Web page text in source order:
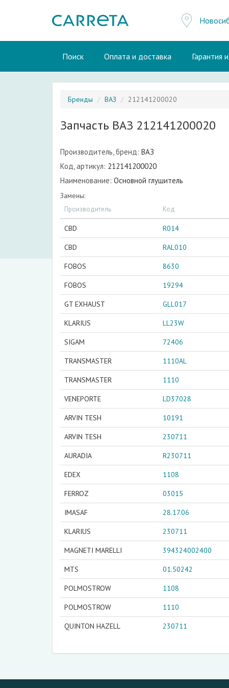
Поиск Оплата и доставка Гарантия
Бренды ВАЗ 212141200020
Запчасть ВАЗ 212141200020
Производитель, бренд: ВАЗ
Код, артикул: 212141200020
Наименование: Основной глушитель
Замены:
Производитель Код
CBD R014
CBD RAL010
FOBOS 8630
FOBOS 19294
GT EXHAUST GLL017
KLARIUS LL23W
SIGAM 72406
TRANSMASTER 1110AL
TRANSMASTER 1110
VENEPORTE LD37028
ARVIN TESH 10191
ARVIN TESH 230711
AURADIA R230711
EDEX 1108
FERROZ 03015
IMASAF 28.17.06
KLARIUS 230711
MAGNETI MARELLI 394324002400
MTS 01.50242
POLMOSTROW 1108
POLMOSTROW 1110
QUINTON HAZELL 230711